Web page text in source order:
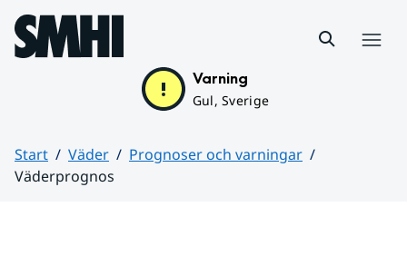
Hoppa till sidans innehåll
Varning
Gul, Sverige
Start Väder
Prognoser och varningar
Väderprognos